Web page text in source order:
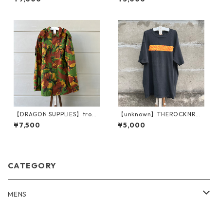
wn
【DRAGON SUPPLIES】tropi
cal combat jkt
¥7,500
【unknown】THEROCKNROL
LBAND T
¥5,000
CATEGORY
MENS